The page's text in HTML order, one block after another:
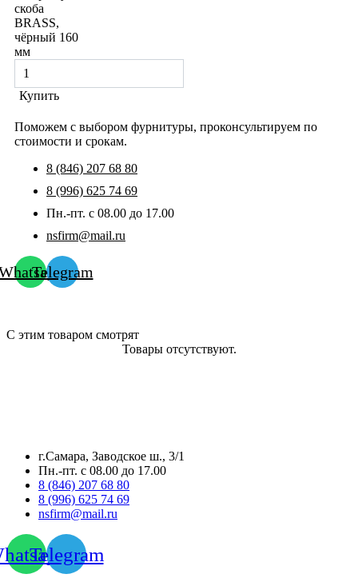
скоба
BRASS,
чёрный 160
мм
Купить
Поможем с выбором фурнитуры, проконсультируем по
стоимости и срокам.
8 (846) 207 68 80
8 (996) 625 74 69
Пн.-пт. с 08.00 до 17.00
nsfirm@mail.ru
Telegram
С этим товаром смотрят
Товары отсутствуют.
г.Самара, Заводское ш., 3/1
Пн.-пт. с 08.00 до 17.00
8 (846) 207 68 80
8 (996) 625 74 69
nsfirm@mail.ru
Telegram